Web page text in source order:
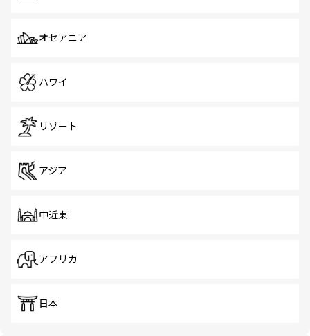
オセアニア
ハワイ
リゾート
アジア
中近東
アフリカ
日本